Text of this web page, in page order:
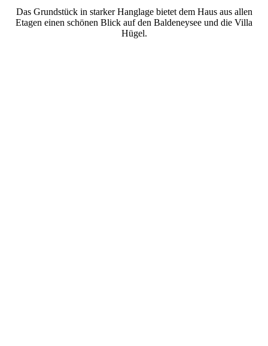
Das Grundstück in starker Hanglage bietet dem Haus aus allen
Etagen einen schönen Blick auf den Baldeneysee und die Villa
Hügel.